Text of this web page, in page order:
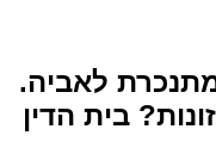
כבר מעל גיל 18 ומתנכרת לאביה.
בית הדין